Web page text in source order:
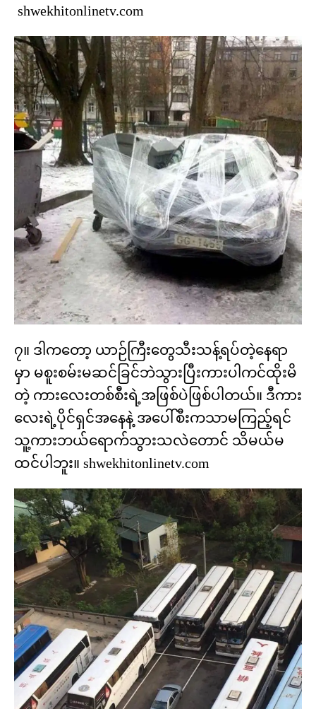
shwekhitonlinetv.com
၇။ ဒါကတော့ ယာဉ်ကြီးတွေသီးသန့်ရပ်တဲ့နေရာ
မှာ မစူးစမ်းမဆင်ခြင်ဘဲသွားပြီးကားပါကင်ထိုးမိ
တဲ့ ကားလေးတစ်စီးရဲ့အဖြစ်ပဲဖြစ်ပါတယ်။ ဒီကား
လေးရဲ့ပိုင်ရှင်အနေနဲ့ အပေါ်စီးကသာမကြည့်ရင်
သူ့ကားဘယ်ရောက်သွားသလဲတောင် သိမယ်မ
ထင်ပါဘူး။ shwekhitonlinetv.com